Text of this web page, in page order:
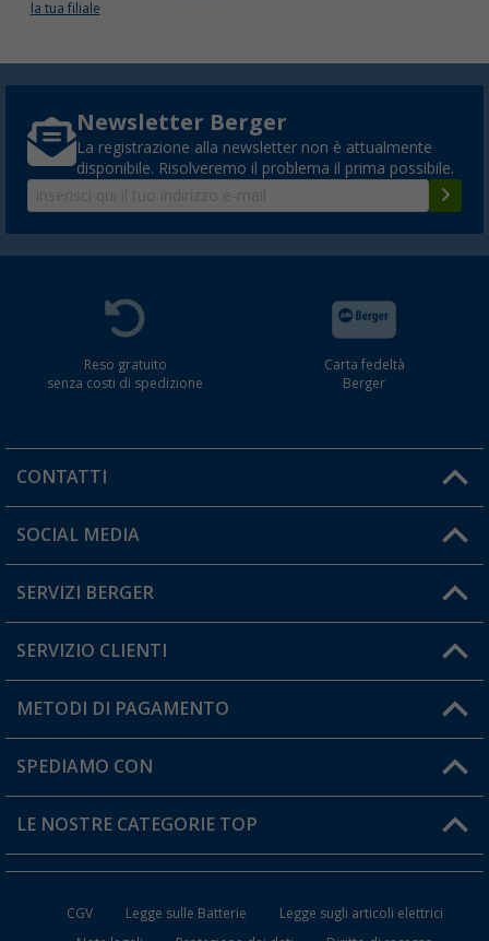
la tua filiale
Newsletter Berger
La registrazione alla newsletter non è attualmente
disponibile. Risolveremo il problema il prima possibile.
Reso gratuito
senza costi di spedizione
Carta fedeltà
Berger
CONTATTI
Orari di apertura del servizio:
Hai una domanda?
SOCIAL MEDIA
SERVIZI BERGER
Diventare rivenditori
Il mio Account
Carta fedeltà Berger
SERVIZIO CLIENTI
Informazioni sulla spedizione
Resi
FAQ e Contatti
METODI DI PAGAMENTO
SPEDIAMO CON
LE NOSTRE CATEGORIE TOP
CGV Legge sulle Batterie
Legge sugli articoli elettrici